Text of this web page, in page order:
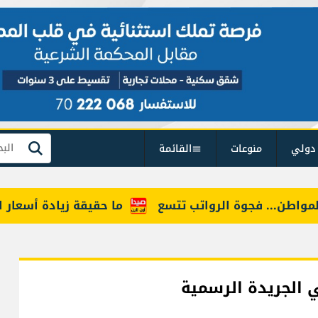
منوعات القائمة بحث
ما حقيقة زيادة أسعار فجوة الرواتب تتسع
الرسمية